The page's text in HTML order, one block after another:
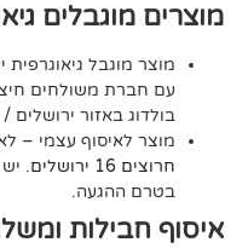
גיאוגרפית:
גיאוגרפית ירושלים –
חיצונית יסופקו על
ירושלים / מבשרת ציון
עצמי – לאיסוףמחנות חיות
. יש לוודא עם החנות
ומשלוחים: